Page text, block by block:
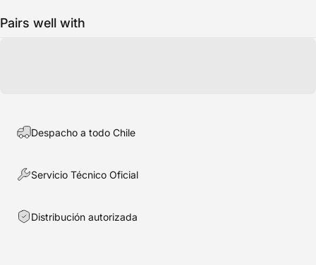
Pairs well with
Despacho a todo Chile
Servicio Técnico Oficial
Distribución autorizada